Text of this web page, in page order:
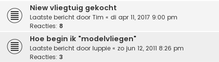
Niew vliegtuig gekocht
Laatste bericht door Tim « di apr 11, 2017 9:00 pm
Reacties: 8
Hoe begin ik "modelvliegen"
Laatste bericht door luppie « zo jun 12, 2011 8:26 pm
Reacties: 3